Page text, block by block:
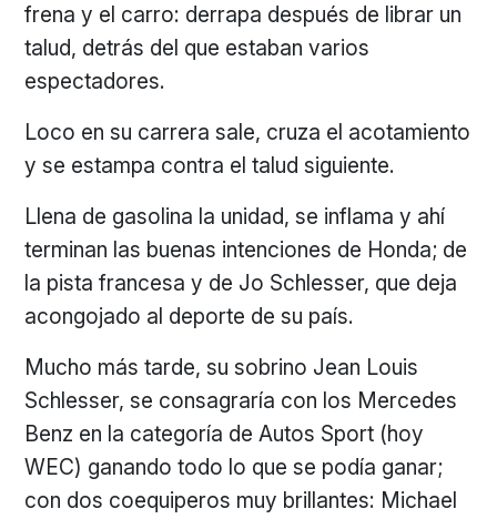
frena y el carro: derrapa después de librar un
talud, detrás del que estaban varios
espectadores.
Loco en su carrera sale, cruza el acotamiento
y se estampa contra el talud siguiente.
Llena de gasolina la unidad, se inflama y ahí
terminan las buenas intenciones de Honda; de
la pista francesa y de Jo Schlesser, que deja
acongojado al deporte de su país.
Mucho más tarde, su sobrino Jean Louis
Schlesser, se consagraría con los Mercedes
Benz en la categoría de Autos Sport (hoy
WEC) ganando todo lo que se podía ganar;
con dos coequiperos muy brillantes: Michael